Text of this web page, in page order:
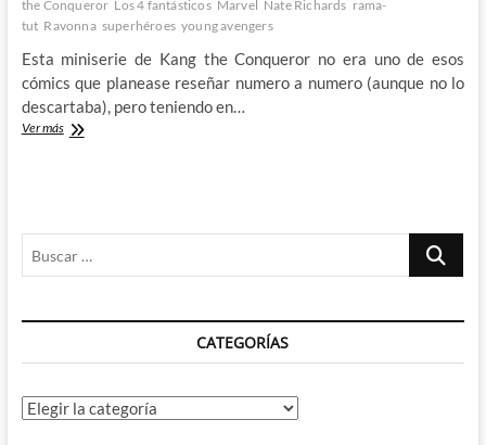
the Conqueror Los 4 fantásticos Marvel Nate Richards rama-
tut Ravonna superhéroes young avengers
Esta miniserie de Kang the Conqueror no era uno de esos
cómics que planease reseñar numero a numero (aunque no lo
descartaba), pero teniendo en…
Ver másViajando
segundo
Kang
Conqueror
Buscar
CATEGORÍAS
Categorías